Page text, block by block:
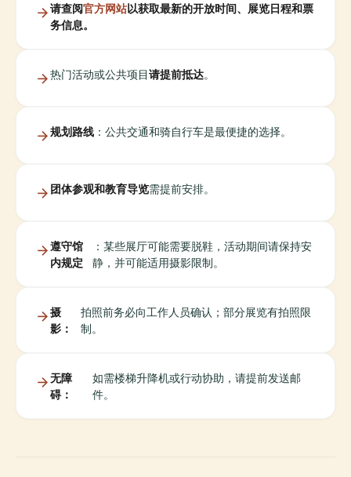
请查阅官方网站以获取最新的开放时间、展览日程和票
务信息。
热门活动或公共项目请提前抵达。
规划路线 ：公共交通和骑自行车是最便捷的选择。
团体参观和教育导览需提前安排。
遵守馆
内规定
：某些展厅可能需要脱鞋，活动期间请保持安
静，并可能适用摄影限制。
摄
影：
拍照前务必向工作人员确认；部分展览有拍照限
制。
无障
碍：
如需楼梯升降机或行动协助，请提前发送邮
件。